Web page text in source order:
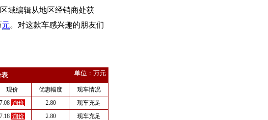
域编辑从地区经销商处获
元。对这款车感兴趣的朋友们
表 单位：万元
现价 优惠幅度
现车情况
7.08 询价 2.80
现车充足
7.18 询价 2.80
现车充足